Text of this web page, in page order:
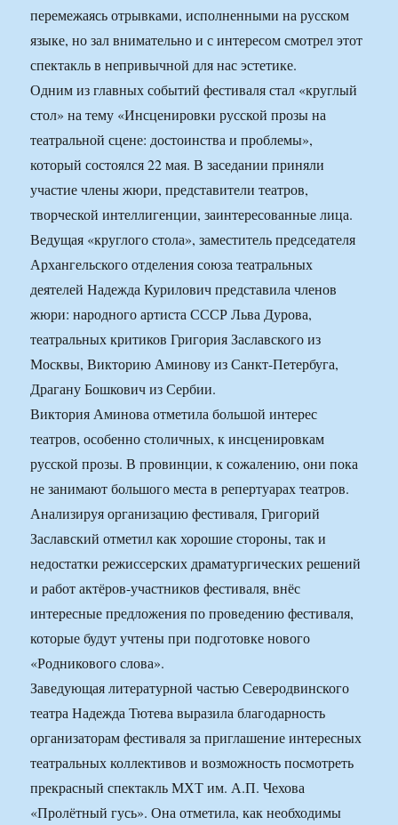
перемежаясь отрывками, исполненными на русском
языке, но зал внимательно и с интересом смотрел этот
спектакль в непривычной для нас эстетике.
Одним из главных событий фестиваля стал «круглый
стол» на тему «Инсценировки русской прозы на
театральной сцене: достоинства и проблемы»,
который состоялся 22 мая. В заседании приняли
участие члены жюри, представители театров,
творческой интеллигенции, заинтересованные лица.
Ведущая «круглого стола», заместитель председателя
Архангельского отделения союза театральных
деятелей Надежда Курилович представила членов
жюри: народного артиста СССР Льва Дурова,
театральных критиков Григория Заславского из
Москвы, Викторию Аминову из Санкт-Петербуга,
Драгану Бошкович из Сербии.
Виктория Аминова отметила большой интерес
театров, особенно столичных, к инсценировкам
русской прозы. В провинции, к сожалению, они пока
не занимают большого места в репертуарах театров.
Анализируя организацию фестиваля, Григорий
Заславский отметил как хорошие стороны, так и
недостатки режиссерских драматургических решений
и работ актёров-участников фестиваля, внёс
интересные предложения по проведению фестиваля,
которые будут учтены при подготовке нового
«Родникового слова».
Заведующая литературной частью Северодвинского
театра Надежда Тютева выразила благодарность
организаторам фестиваля за приглашение интересных
театральных коллективов и возможность посмотреть
прекрасный спектакль МХТ им. А.П. Чехова
«Пролётный гусь». Она отметила, как необходимы